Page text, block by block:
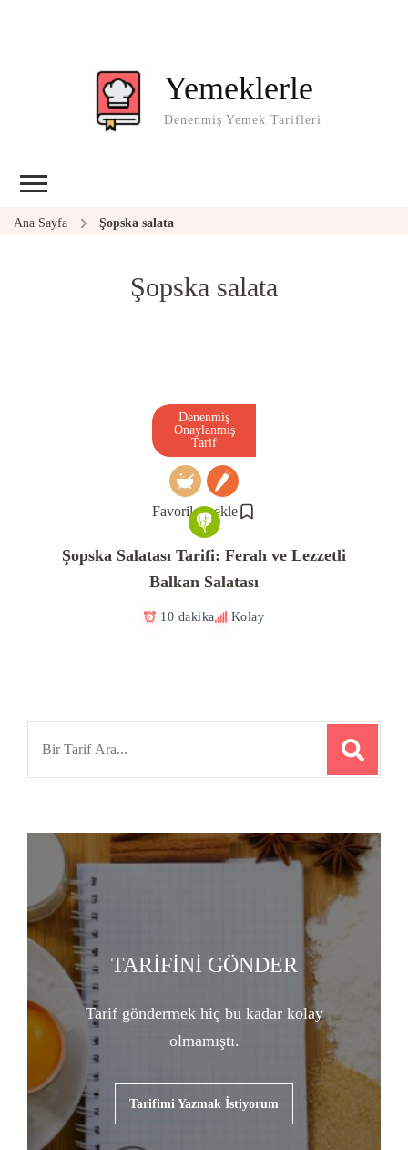
Yemeklerle
Denenmiş Yemek Tarifleri
Ana Sayfa Şopska salata
Şopska salata
Favorilere ekle
Denenmiş
Onaylanmış
Tarif
Şopska Salatası Tarifi: Ferah ve Lezzetli
Balkan Salatası
10 dakika Kolay
TARİFİNİ GÖNDER
Tarif göndermek hiç bu kadar kolay
olmamıştı.
Tarifimi Yazmak İstiyorum